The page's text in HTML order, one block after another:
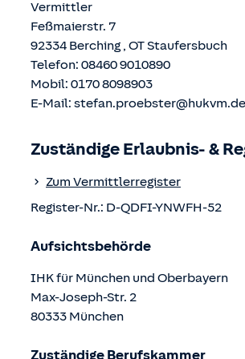
Vermittler
Feßmaierstr. 7
92334 Berching , OTStaufersbuch
Telefon: 08460 9010890
Mobil: 0170 8098903
E-Mail: stefan.proebster@hukvm.de
Zuständige Erlaubnis- &
Zum Vermittlerregister
Register-Nr.: D-QDFI-YNWFH-52
Aufsichtsbehörde
IHK für München und Oberbayern
Max-Joseph-Str. 2
80333 München
Zuständige Berufskammer